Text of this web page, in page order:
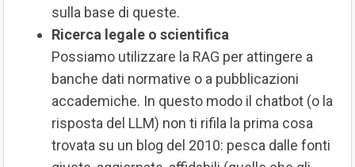
sulla base di queste.
Ricerca legale o scientifica
Possiamo utilizzare la RAG per attingere a
banche dati normative o a pubblicazioni
accademiche. In questo modo il chatbot (o la
risposta del LLM) non ti rifila la prima cosa
trovata su un blog del 2010: pesca dalle fonti